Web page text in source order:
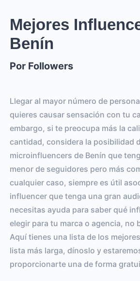
Mejores
Benín
Por Followers
Llegar al mayor número de
quieres causar sensación con tu
embargo, si te preocupa más la
cantidad, considera la posibilidad
microinfluencers de Benín que
menor de seguidores pero más
cualquier caso, siempre es útil
influencer que tenga una gran
necesitas ayuda para saber qué
elegir para tu marca o agencia, no
Aquí tienes una lista de los
lista más larga, dínoslo y
proporcionarte una de forma